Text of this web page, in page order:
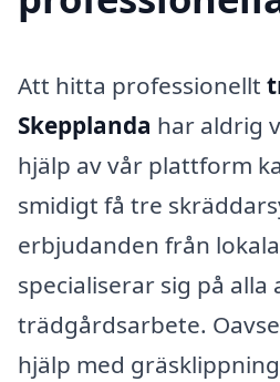
Att hitta professionellt
Skepplanda har aldrig
hjälp av vår plattform
smidigt få tre
erbjudanden från
specialiserar sig på alla
trädgårdsarbete.
hjälp med